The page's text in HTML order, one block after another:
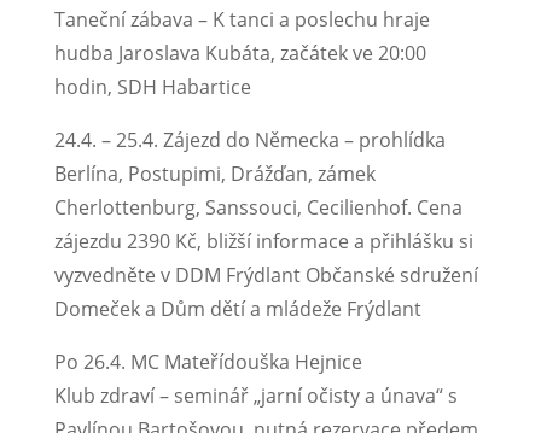
Taneční zábava – K tanci a poslechu hraje
hudba Jaroslava Kubáta, začátek ve 20:00
hodin, SDH Habartice
24.4. – 25.4. Zájezd do Německa – prohlídka
Berlína, Postupimi, Drážďan, zámek
Cherlottenburg, Sanssouci, Cecilienhof. Cena
zájezdu 2390 Kč, bližší informace a přihlášku si
vyzvedněte v DDM Frýdlant Občanské sdružení
Domeček a Dům dětí a mládeže Frýdlant
Po 26.4. MC Mateřídouška Hejnice
Klub zdraví – seminář „jarní očisty a únava“ s